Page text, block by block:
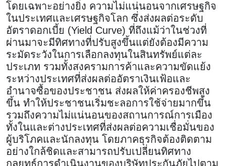
โดยเฉพาะอย่างยิ่ง ความไม่แน่นอนจากเศรษฐกิจ
ในประเทศและเศรษฐกิจโลก ซึ่งส่งผลต่อระดับ
อัตราดอกเบี้ย (Yield Curve) ที่ถึงแม้ว่าในช่วงที่
ผ่านมาจะมีทิศทางที่ปรับสูงขึ้นแต่ยังต้องมีความ
ระมัดระวังในการเลือกลงทุนในสินทรัพย์แต่ละ
ประเภท รวมทั้งสงครามการค้าและความขัดแย้ง
ระหว่างประเทศที่ส่งผลต่ออัตราเงินเฟ้อและ
อำนาจซื้อของประชาชน ส่งผลให้ค่าครองชีพสูง
ขึ้น ทำให้ประชาชนเริ่มชะลอการใช้จ่ายมากขึ้น
รวมถึงความไม่แน่นอนของสถานการณ์การเมือง
ทั้งในและต่างประเทศที่ส่งผลต่อความเชื่อมั่นของ
ผู้บริโภคและนักลงทุน โดยภาคธุรกิจต้องติดตาม
อย่างใกล้ชิดและสามารถปรับเปลี่ยนทิศทาง
กลยุทธ์การดำเนินงานของบริษัทประกันภัยไปตาม